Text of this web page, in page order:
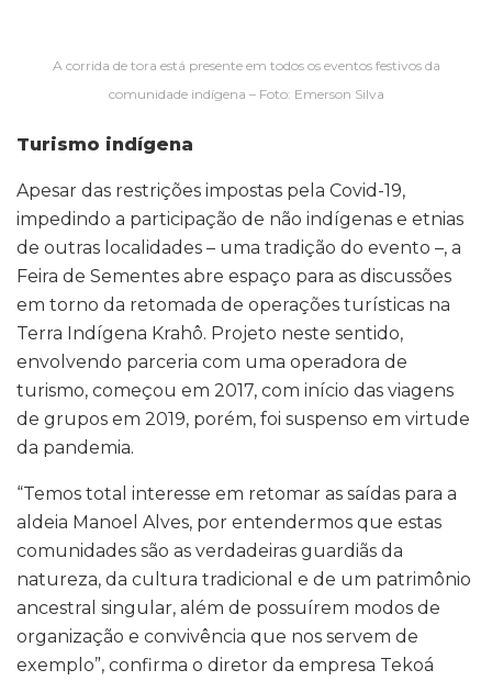
A corrida de tora está presente em todos os eventos festivos da
comunidade indígena – Foto: Emerson Silva
Turismo indígena
Apesar das restrições impostas pela Covid-19,
impedindo a participação de não indígenas e etnias
de outras localidades – uma tradição do evento –, a
Feira de Sementes abre espaço para as discussões
em torno da retomada de operações turísticas na
Terra Indígena Krahô. Projeto neste sentido,
envolvendo parceria com uma operadora de
turismo, começou em 2017, com início das viagens
de grupos em 2019, porém, foi suspenso em virtude
da pandemia.
“Temos total interesse em retomar as saídas para a
aldeia Manoel Alves, por entendermos que estas
comunidades são as verdadeiras guardiãs da
natureza, da cultura tradicional e de um patrimônio
ancestral singular, além de possuírem modos de
organização e convivência que nos servem de
exemplo”, confirma o diretor da empresa Tekoá